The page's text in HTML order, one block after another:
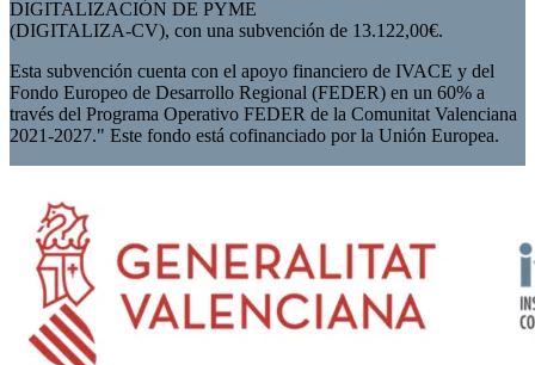
DIGITALIZACIÓN DE PYME
(DIGITALIZA-CV), con una subvención de 13.122,00€.
Esta subvención cuenta con el apoyo financiero de IVACE y del
Fondo Europeo de Desarrollo Regional (FEDER) en un 60% a
través del Programa Operativo FEDER de la Comunitat Valenciana
2021-2027." Este fondo está cofinanciado por la Unión Europea.